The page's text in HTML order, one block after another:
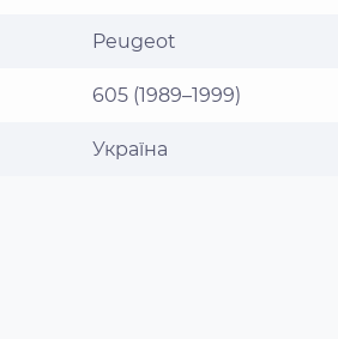
Peugeot
605 (1989–1999)
Україна